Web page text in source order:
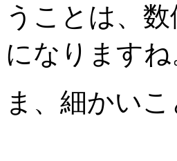
うことは、
になりますね
ま、細かい